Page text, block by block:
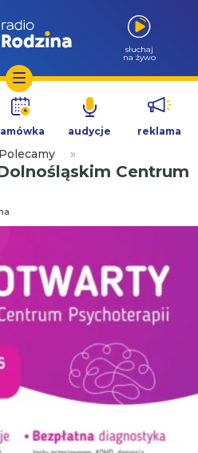
słuchaj
na żywo
audycje reklama
Polecamy »
Centrum